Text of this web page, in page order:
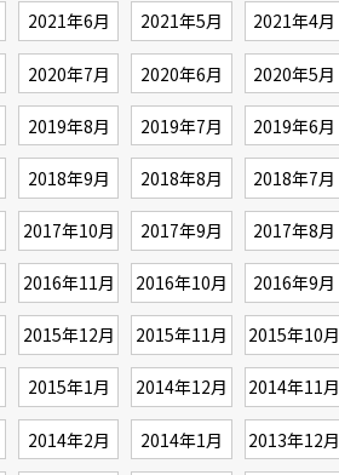
2021年6月 2021年5月 2021年4月
2020年7月 2020年6月 2020年5月
2019年8月 2019年7月 2019年6月
2018年9月 2018年8月 2018年7月
2017年10月 2017年9月 2017年8月
2016年11月 2016年10月 2016年9月
2015年12月 2015年11月 2015年10月
2015年1月 2014年12月 2014年11月
2014年2月 2014年1月 2013年12月